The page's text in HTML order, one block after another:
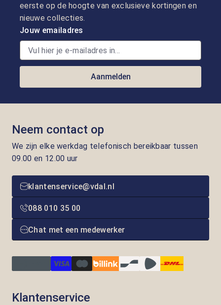
eerste op de hoogte van exclusieve kortingen en
nieuwe collecties.
Jouw emailadres
Aanmelden
Neem contact op
We zijn elke werkdag telefonisch bereikbaar tussen
09.00 en 12.00 uur
klantenservice@vdal.nl
088 010 35 00
Chat met een medewerker
Klantenservice